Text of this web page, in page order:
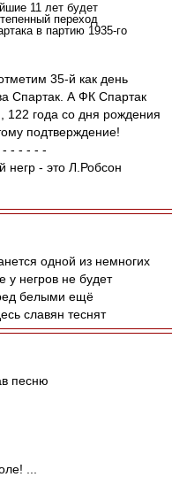
11 лет будет
переход
в партию 1935-го
35-й как день
Спартак. А ФК Спартак
122 года со дня рождения
подтверждение!
- - - - -
- это Л.Робсон
одной из немногих
у негров не будет
белыми ещё
славян теснят
песню
...